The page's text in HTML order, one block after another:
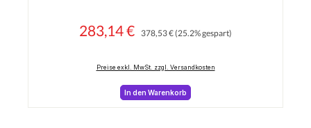
Verkaufspreis:
283,14 € 378,53 €(25.2% gespart)
Preise exkl. MwSt. zzgl. Versandkosten
In den Warenkorb